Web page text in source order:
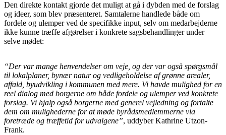
Den direkte kontakt gjorde det muligt at gå i dybden med de forslag
og ideer, som blev præsenteret. Samtalerne handlede både om
fordele og ulemper ved de specifikke input, selv om medarbejderne
ikke kunne træffe afgørelser i konkrete sagsbehandlinger under
selve mødet:
“Der var mange henvendelser om veje, og der var også spørgsmål
til lokalplaner, bynær natur og vedligeholdelse af grønne arealer,
affald, byudvikling i kommunen med mere. Vi havde mulighed for en
reel dialog med borgerne om både fordele og ulemper ved konkrete
forslag. Vi hjalp også borgerne med generel vejledning og fortalte
dem om mulighederne for at møde byrådsmedlemmerne via
foretræde og træffetid for udvalgene”, uddyber Kathrine Utzon-
Frank.